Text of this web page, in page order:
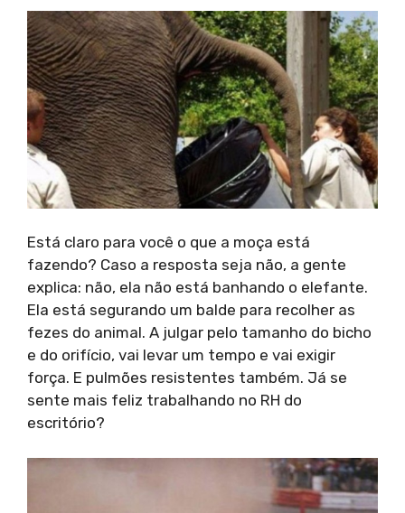
Está claro para você o que a moça está
fazendo? Caso a resposta seja não, a gente
explica: não, ela não está banhando o elefante.
Ela está segurando um balde para recolher as
fezes do animal. A julgar pelo tamanho do bicho
e do orifício, vai levar um tempo e vai exigir
força. E pulmões resistentes também. Já se
sente mais feliz trabalhando no RH do
escritório?